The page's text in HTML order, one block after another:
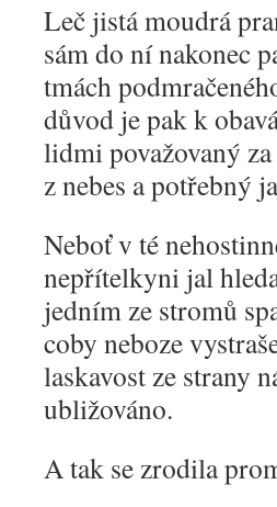
Leč jistá moudrá
sám do ní nakonec
tmách
důvod je pak k
lidmi považovaný
z nebes a potřebný
Neboť v té
nepřítelkyni jal
jedním ze stromů
coby neboze
laskavost ze strany
ubližováno.
A tak se zrodila